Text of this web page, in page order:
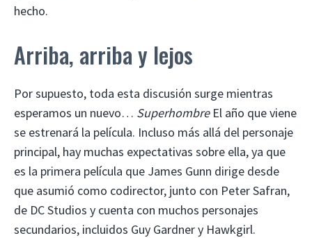
hecho.
Arriba, arriba y lejos
Por supuesto, toda esta discusión surge mientras
esperamos un nuevo… SuperhombreEl año que viene
se estrenará la película. Incluso más allá del personaje
principal, hay muchas expectativas sobre ella, ya que
es la primera película que James Gunn dirige desde
que asumió como codirector, junto con Peter Safran,
de DC Studios y cuenta con muchos personajes
secundarios, incluidos Guy Gardner y Hawkgirl.